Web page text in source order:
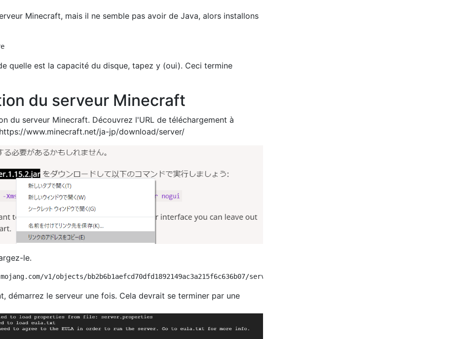
Minecraft, mais il ne semble pas avoir de Java, alors installons
quelle est la capacité du disque, tapez y (oui). Ceci termine
du serveur Minecraft
du serveur Minecraft. Découvrez l'URL de téléchargement à
www.minecraft.net/ja-jp/download/server/
le.
démarrez le serveur une fois. Cela devrait se terminer par une